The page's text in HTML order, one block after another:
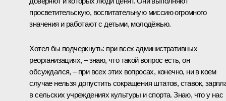
просветительскую, воспитательную миссию огромного
значения и работают с детьми, молодёжью.
Хотел бы подчеркнуть: при всех административных
реорганизациях, – знаю, что такой вопрос есть, он
обсуждался, – при всех этих вопросах, конечно, ни в коем
случае нельзя допустить сокращения штатов, ставок,
в сельских учреждениях культуры и спорта. Знаю, что у нас